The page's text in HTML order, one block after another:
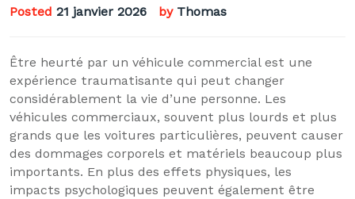
Posted 21 janvier 2026 by Thomas
Être heurté par un véhicule commercial est une
expérience traumatisante qui peut changer
considérablement la vie d’une personne. Les
véhicules commerciaux, souvent plus lourds et plus
grands que les voitures particulières, peuvent causer
des dommages corporels et matériels beaucoup plus
importants. En plus des effets physiques, les
impacts psychologiques peuvent également être